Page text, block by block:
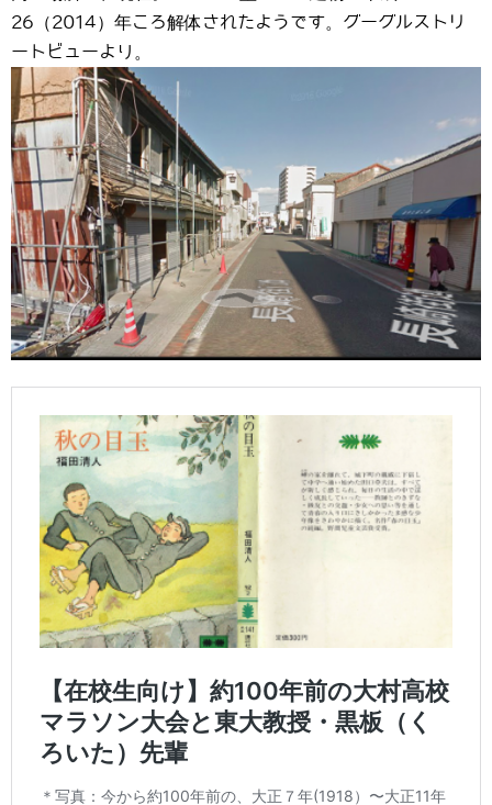
26（2014）年ころ解体されたようです。グーグルストリ
ートビューより。